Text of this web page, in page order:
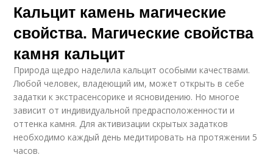
Кальцит камень магические
свойства. Магические свойства
камня кальцит
Природа щедро наделила кальцит особыми качествами.
Любой человек, владеющий им, может открыть в себе
задатки к экстрасенсорике и ясновидению. Но многое
зависит от индивидуальной предрасположенности и
оттенка камня. Для активизации скрытых задатков
необходимо каждый день медитировать на протяжении 5
часов.